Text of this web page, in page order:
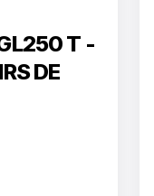
T -
DE